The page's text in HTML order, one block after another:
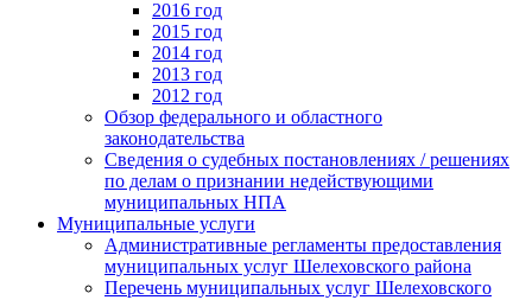
2016 год
2015 год
2014 год
2013 год
2012 год
Обзор федерального и областного
законодательства
Сведения о судебных постановлениях / решениях
по делам о признании недействующими
муниципальных НПА
Муниципальные услуги
Административные регламенты предоставления
муниципальных услуг Шелеховского района
Перечень муниципальных услуг Шелеховского